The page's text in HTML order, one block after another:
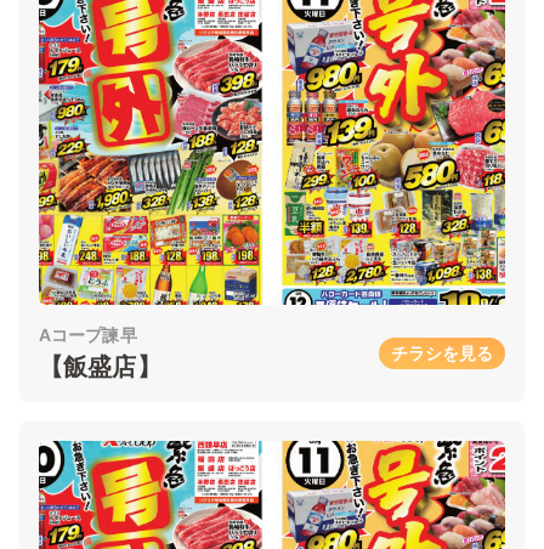
Aコープ諫早
【飯盛店】 チラシを見る